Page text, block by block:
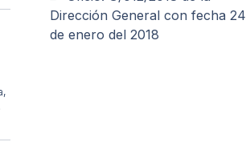
Dirección General con fecha 24
de enero del 2018